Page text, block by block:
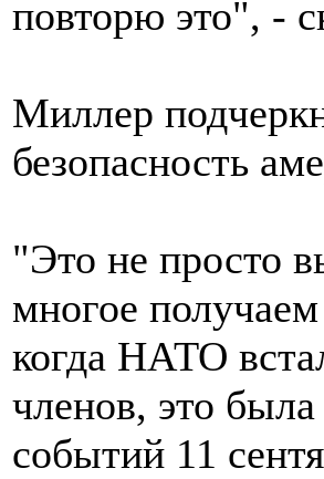
повторю это", -
Миллер
безопасность
"Это не просто
многое
когда НАТО
членов, это
событий 11